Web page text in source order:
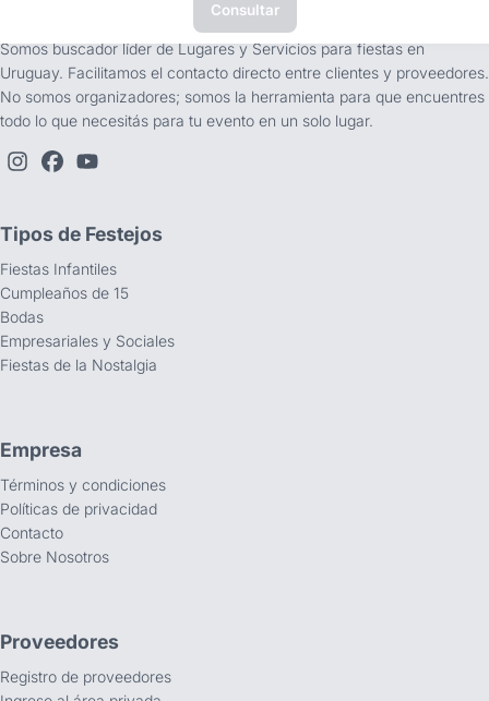
Consultar
Somos buscador líder de Lugares y Servicios para fiestas en
Uruguay. Facilitamos el contacto directo entre clientes y proveedores.
No somos organizadores; somos la herramienta para que encuentres
todo lo que necesitás para tu evento en un solo lugar.
Tipos de Festejos
Fiestas Infantiles
Cumpleaños de 15
Bodas
Empresariales y Sociales
Fiestas de la Nostalgia
Empresa
Términos y condiciones
Políticas de privacidad
Contacto
Sobre Nosotros
Proveedores
Registro de proveedores